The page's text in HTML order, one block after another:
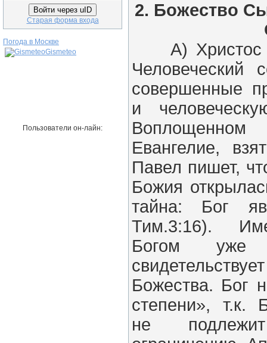
Войти через uID
Старая форма входа
Погода в Москве
Gismeteo
Пользователи он-лайн:
2. Божество
А) Христос
совершенные
и
Евангелие,
Павел пишет,
Божия
тайна: Бог
Тим.3:16).
Богом
Божества. Бог
степени», т.к.
не